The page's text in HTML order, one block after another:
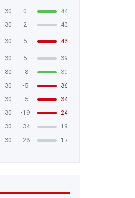
30 0
44
30 2 43
30 5 43
30 5
39
30 -3
39
30 -5
36
30 -5
34
30 -19
24
30 -34
19
30 -23 17